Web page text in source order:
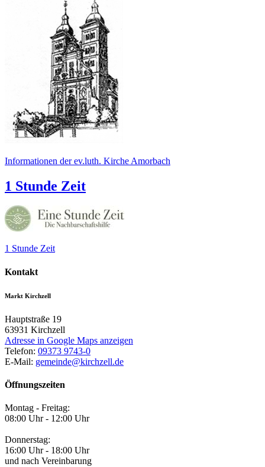
Informationen der ev.luth. Kirche Amorbach
1 Stunde Zeit
1 Stunde Zeit
Kontakt
Markt Kirchzell
Hauptstraße 19
63931 Kirchzell
Adresse in Google Maps anzeigen
Telefon: 09373 9743-0
E-Mail: gemeinde@kirchzell.de
Öffnungszeiten
Montag - Freitag:
08:00 Uhr - 12:00 Uhr
Donnerstag:
16:00 Uhr - 18:00 Uhr
und nach Vereinbarung